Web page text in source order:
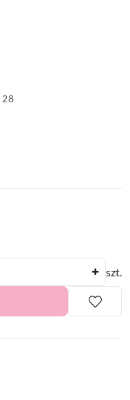
28
szt.